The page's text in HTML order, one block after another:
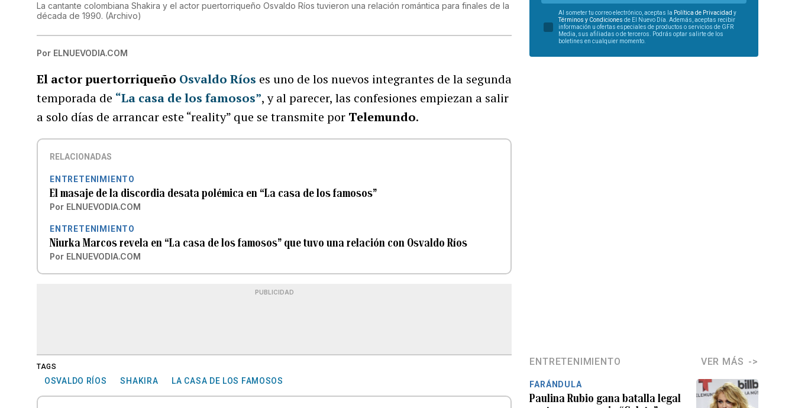
La cantante colombiana Shakira y el actor puertorriqueño Osvaldo Ríos tuvieron una relación romántica para finales de la
década de 1990. (Archivo)
Por ELNUEVODIA.COM
El actor puertorriqueño Osvaldo Ríos es uno de los nuevos integrantes de la segunda
temporada de “La casa de los famosos”, y al parecer, las confesiones empiezan a salir
a solo días de arrancar este “reality” que se transmite por Telemundo.
RELACIONADAS
ENTRETENIMIENTO
El masaje de la discordia desata polémica en “La casa de los famosos”
Por ELNUEVODIA.COM
ENTRETENIMIENTO
Niurka Marcos revela en “La casa de los famosos” que tuvo una relación con Osvaldo Ríos
Por ELNUEVODIA.COM
PUBLICIDAD
TAGS
OSVALDO RÍOS SHAKIRA LA CASA DE LOS FAMOSOS
Al someter tu correo electrónico, aceptas la Política de Privacidad y
Términos y Condiciones de El Nuevo Día. Además, aceptas recibir
información u ofertas especiales de productos o servicios de GFR
Media, sus afiliadas o de terceros. Podrás optar salirte de los
boletines en cualquier momento.
ENTRETENIMIENTO VER MÁS
FARÁNDULA
Paulina Rubio gana batalla legal